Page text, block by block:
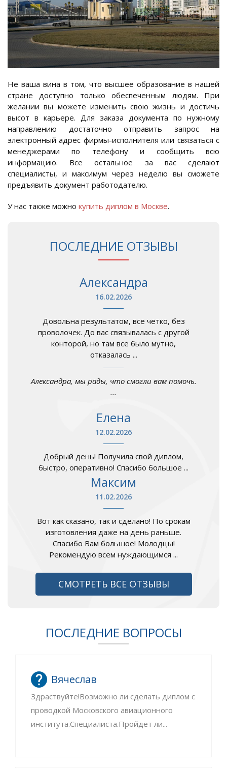
Не ваша вина в том, что высшее образование в нашей
стране доступно только обеспеченным людям. При
желании вы можете изменить свою жизнь и достичь
высот в карьере. Для заказа документа по нужному
направлению достаточно отправить запрос на
электронный адрес фирмы-исполнителя или связаться с
менеджерами по телефону и сообщить всю
информацию. Все остальное за вас сделают
специалисты, и максимум через неделю вы сможете
предъявить документ работодателю.
У нас также можно купить диплом в Москве.
ПОСЛЕДНИЕ ОТЗЫВЫ
Александра
16.02.2026
Довольна результатом, все четко, без
проволочек. До вас связывалась с другой
конторой, но там все было мутно,
отказалась ...
Александра, мы рады, что смогли вам помочь.
...
Елена
12.02.2026
Добрый день! Получила свой диплом,
быстро, оперативно! Спасибо большое ...
Максим
11.02.2026
Вот как сказано, так и сделано! По срокам
изготовления даже на день раньше.
Спасибо Вам большое! Молодцы!
Рекомендую всем нуждающимся ...
СМОТРЕТЬ ВСЕ ОТЗЫВЫ
ПОСЛЕДНИЕ ВОПРОСЫ
Вячеслав
Здраствуйте!Возможно ли сделать диплом с
проводкой Московского авиационного
института.Специалиста.Пройдёт ли...